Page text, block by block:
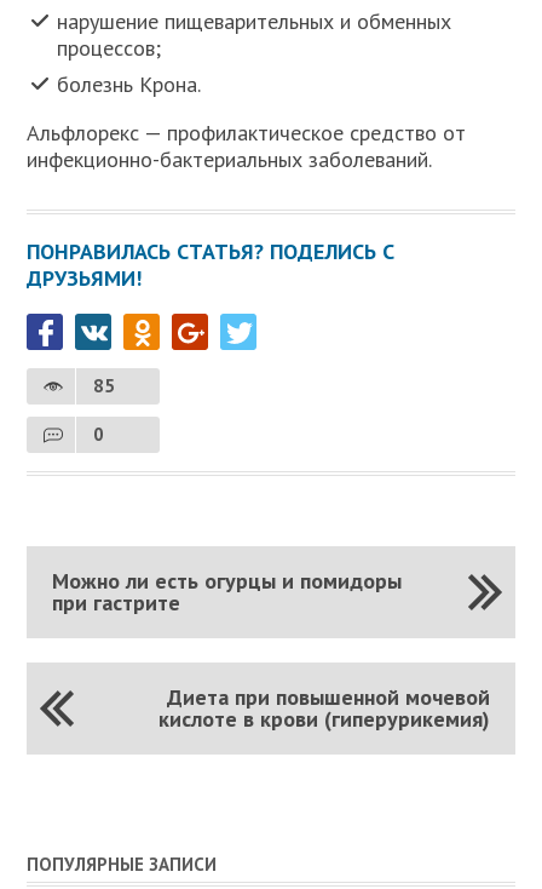
нарушение пищеварительных и обменных
процессов;
болезнь Крона.
Альфлорекс — профилактическое средство от
инфекционно-бактериальных заболеваний.
ПОНРАВИЛАСЬ СТАТЬЯ? ПОДЕЛИСЬ С
ДРУЗЬЯМИ!
85
0
Можно ли есть огурцы и помидоры
при гастрите
Диета при повышенной мочевой
кислоте в крови (гиперурикемия)
ПОПУЛЯРНЫЕ ЗАПИСИ